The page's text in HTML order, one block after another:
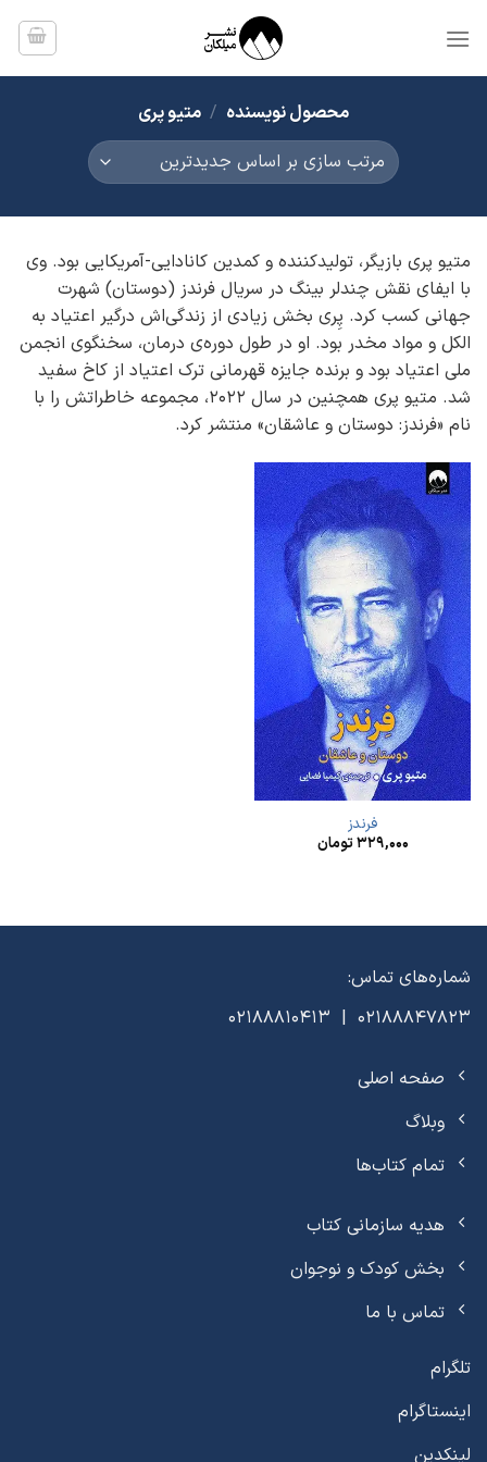
محصول نویسنده / متیو پری
متیو پری بازیگر، تولیدکننده و کمدین کانادایی-آمریکایی بود. وی
با ایفای نقش چندلر بینگ در سریال فرندز (دوستان) شهرت
جهانی کسب کرد. پِری بخش زیادی از زندگی‌اش درگیر اعتیاد به
الکل و مواد مخدر بود. او در طول دوره‌ی درمان، سخنگوی انجمن
ملی اعتیاد بود و برنده جایزه قهرمانی ترک اعتیاد از کاخ سفید
شد. متیو پری همچنین در سال 2022، مجموعه خاطراتش را با
نام «فرندز: دوستان و عاشقان» منتشر کرد.
فرندز
۳۲۹,۰۰۰تومان
شماره‌های تماس:
02188847823 | 02188810413
صفحه اصلی
وبلاگ
تمام کتاب‌ها
هدیه سازمانی کتاب
بخش کودک و نوجوان
تماس با ما
تلگرام
اینستاگرام
لینکدین